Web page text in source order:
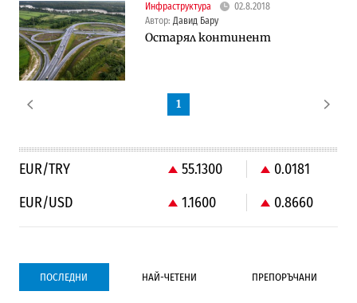
Инфраструктура
02.8.2018
Автор: Давид Бару
Остарял континент
1
EUR/TRY 55.1300
0.0181
EUR/USD
1.1600 0.8660
ПОСЛЕДНИ НАЙ-ЧЕТЕНИ ПРЕПОРЪЧАНИ